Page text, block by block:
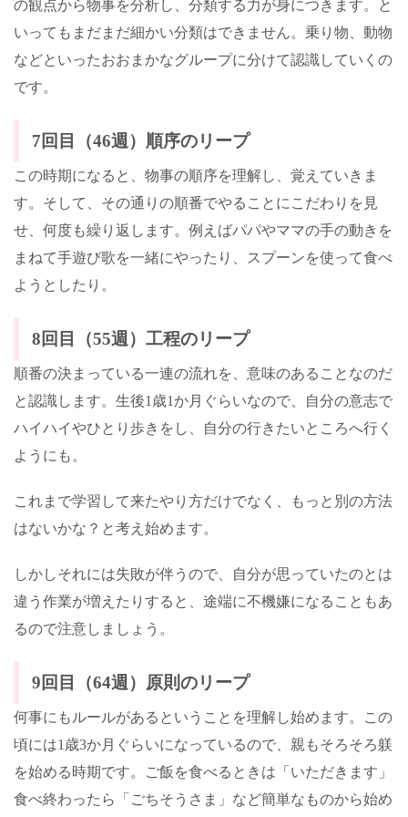
の観点から物事を分析し、分類する力が身につきます。と
いってもまだまだ細かい分類はできません。乗り物、動物
などといったおおまかなグループに分けて認識していくの
です。
7 回目（46週）順序のリープ
この時期になると、物事の順序を理解し、覚えていきま
す。そして、その通りの順番でやることにこだわりを見
せ、何度も繰り返します。例えばパパやママの手の動きを
まねて手遊び歌を一緒にやったり、スプーンを使って食べ
ようとしたり。
8 回目（55週）工程のリープ
順番の決まっている一連の流れを、意味のあることなのだ
と認識します。生後1 歳1か月ぐらいなので、自分の意志で
ハイハイやひとり歩きをし、自分の行きたいところへ行く
ようにも。
これまで学習して来たやり方だけでなく、もっと別の方法
はないかな？と考え始めます。
しかしそれには失敗が伴うので、自分が思っていたのとは
違う作業が増えたりすると、途端に不機嫌になることもあ
るので注意しましょう。
9 回目（64週）原則のリープ
何事にもルールがあるということを理解し始めます。この
頃には1 歳3か月ぐらいになっているので、親もそろそろ躾
を始める時期です。ご飯を食べるときは「いただきます」
食べ終わったら「ごちそうさま」など簡単なものから始め